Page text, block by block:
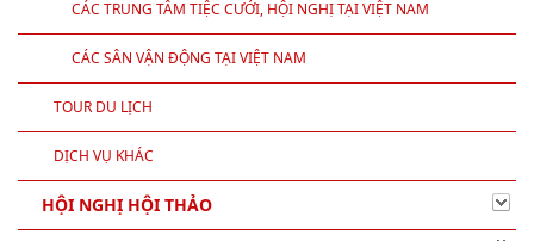
CÁC TRUNG TÂM TIỆC CƯỚI, HỘI NGHỊ TẠI VIỆT NAM
CÁC SÂN VẬN ĐỘNG TẠI VIỆT NAM
TOUR DU LỊCH
DỊCH VỤ KHÁC
HỘI NGHỊ HỘI THẢO